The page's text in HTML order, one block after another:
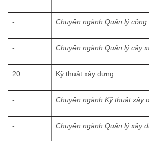
- Chuyên ngành Quản lý
- Chuyên ngành Quản lý cây
20 Kỹ thuật xây dựng
- Chuyên ngành Kỹ thuật xây
- Chuyên ngành Quản lý xây